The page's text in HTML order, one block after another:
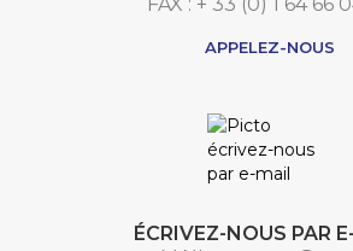
APPELEZ-NOUS
ÉCRIVEZ-NOUS PAR